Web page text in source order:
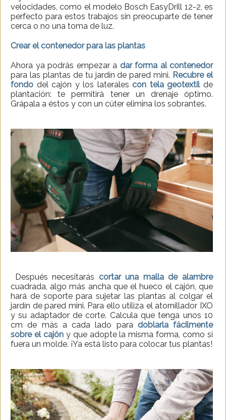
velocidades, como el modelo Bosch EasyDrill 12-2, es
perfecto para estos trabajos sin preocuparte de tener
cerca o no una toma de luz.
Crear el contenedor para las plantas
Ahora ya podrás empezar a dar forma al contenedor
para las plantas de tu jardín de pared mini. Recubre el
fondo del cajón y los laterales con tela geotextilde
plantación: te permitirá tener un drenaje óptimo.
Grápala a éstos y con un cúter elimina los sobrantes.
Después necesitarás cortar una malla de alambre
cuadrada, algo más ancha que el hueco el cajón, que
hará de soporte para sujetar las plantas al colgar el
jardín de pared mini. Para ello utiliza el atornillador IXO
y su adaptador de corte. Calcula que tenga unos 10
cm de más a cada lado para doblarla fácilmente
sobre el cajóny que adopte la misma forma, como si
fuera un molde. ¡Ya está listo para colocar tus plantas!